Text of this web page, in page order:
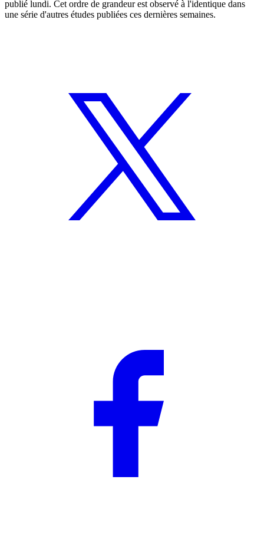
publié lundi. Cet ordre de grandeur est observé à l'identique dans
une série d'autres études publiées ces dernières semaines.